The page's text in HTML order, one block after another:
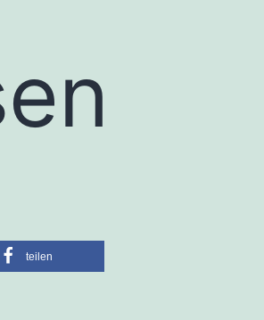
teilen